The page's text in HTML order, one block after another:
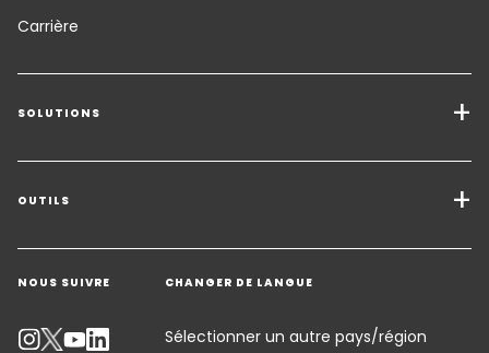
Carrière
SOLUTIONS
Transport Services
Solutions de Fret
Entreposage - Logistique à valeur ajoutée
Secteurs d'activité
OUTILS
Demander un devis
Contacter un expert
Suivre un envoi
NOUS SUIVRE CHANGER DE LANGUE
Sélectionner un autre pays/région